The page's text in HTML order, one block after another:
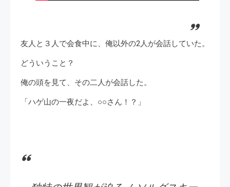
友人と３人で会食中に、俺以外の2人が会話していた。
どういうこと？
俺の頭を見て、その二人が会話した。
「ハゲ山の一夜だよ、○○さん！？」